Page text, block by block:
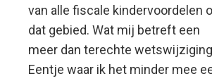
van alle fiscale kindervoordelen
dat gebied. Wat mij betreft een
meer dan terechte
Eentje waar ik het minder mee